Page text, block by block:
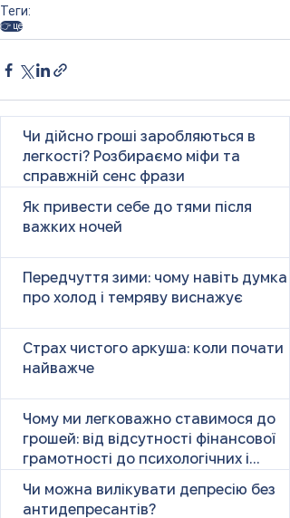
Теги:
👉 це
Чи дійсно гроші заробляються в
легкості? Розбираємо міфи та
справжній сенс фрази
Як привести себе до тями після
важких ночей
Передчуття зими: чому навіть думка
про холод і темряву виснажує
Страх чистого аркуша: коли почати
найважче
Чому ми легковажно ставимося до
грошей: від відсутності фінансової
грамотності до психологічних і
Чи можна вилікувати депресію без
антидепресантів?